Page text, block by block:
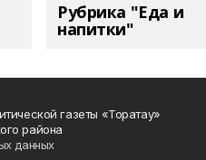
Рубрика "Еда и
напитки"
газеты «Торатау»
района
данных